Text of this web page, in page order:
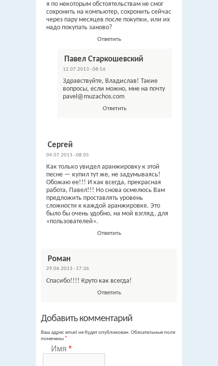
я по некоторым обстоятельствам не смог
сохронить на компьютер, сохронить сейчас
через пару месяцев после покупки, или их
надо покупать заново?
Ответить
Павел Старкошевский
12.07.2013 - 08:56
Здравствуйте, Владислав! Такие
вопросы, если можно, мне на почту
pavel@muzachos.com
Ответить
Сергей
04.07.2013 - 08:05
Как только увидел аранжировку к этой
песне — купил тут же, не задумываясь!
Обожаю ее!!! И как всегда, прекрасная
работа, Павел!!! Но снова осмелюсь Вам
предложить проставлять уровень
сложности к каждой аранжировке. Это
было бы очень удобно, на мой взгляд, для
«пользователей».
Ответить
Роман
29.06.2013 - 17:36
Спасибо!!!! Круто как всегда!
Ответить
Добавить комментарий
Ваш адрес email не будет опубликован. Обязательные поля
помечены *
Имя *